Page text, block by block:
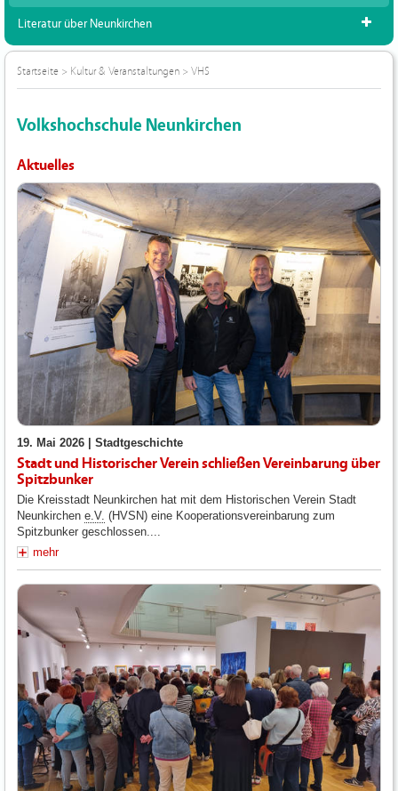
Literatur über Neunkirchen
Startseite > Kultur & Veranstaltungen > VHS
Volkshochschule Neunkirchen
Aktuelles
19. Mai 2026 | Stadtgeschichte
Stadt und Historischer Verein schließen Vereinbarung über
Spitzbunker
Die Kreisstadt Neunkirchen hat mit dem Historischen Verein Stadt
Neunkirchen e.V. (HVSN) eine Kooperationsvereinbarung zum
Spitzbunker geschlossen....
mehr